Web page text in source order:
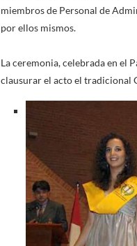
miembros de Personal de
por ellos mismos.
La ceremonia, celebrada en el
clausurar el acto el tradicional